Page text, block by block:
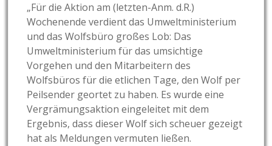
„Für die Aktion am (letzten-Anm. d.R.)
Wochenende verdient das Umweltministerium
und das Wolfsbüro großes Lob: Das
Umweltministerium für das umsichtige
Vorgehen und den Mitarbeitern des
Wolfsbüros für die etlichen Tage, den Wolf per
Peilsender geortet zu haben. Es wurde eine
Vergrämungsaktion eingeleitet mit dem
Ergebnis, dass dieser Wolf sich scheuer gezeigt
hat als Meldungen vermuten ließen.